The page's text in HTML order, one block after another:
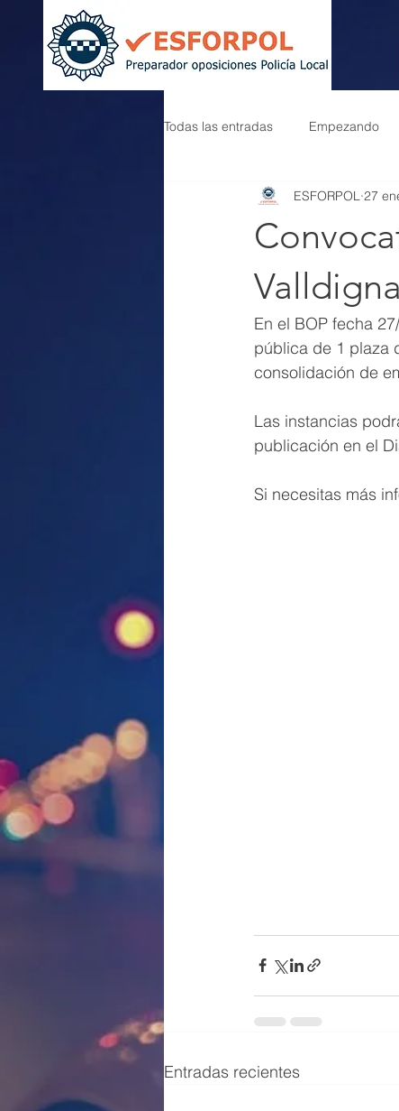
Todas las entradas Empezando
Valldigna
ESFORPOL 27
En el BOP fecha
pública de 1 plaza
consolidación de
Las instancias
publicación en el
Si necesitas más
Entradas recientes